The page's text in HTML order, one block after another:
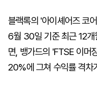
블랙록의 '아이셰어즈 코
6월 30일 기준 최근 12
면, 뱅가드의 'FTSE 이머
20%에 그쳐 수익률 격